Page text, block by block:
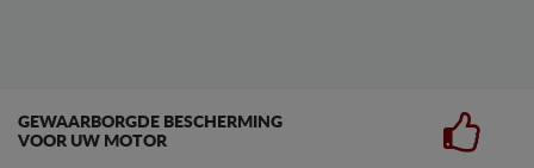
GEWAARBORGDE BESCHERMING
VOOR UW MOTOR